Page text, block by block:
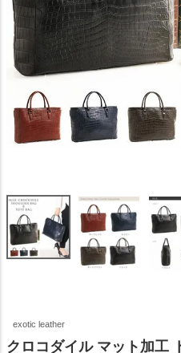
exotic leather
クロコダイル マット加工